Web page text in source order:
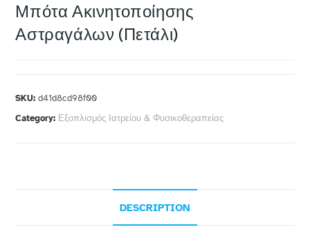
Μπότα Ακινητοποίησης
Αστραγάλων (Πετάλι)
SKU:d41d8cd98f00
Category: Εξοπλισμός Ιατρείου & Φυσικοθεραπείας
DESCRIPTION